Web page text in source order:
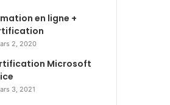
en ligne +
2, 2020
Microsoft
3, 2021